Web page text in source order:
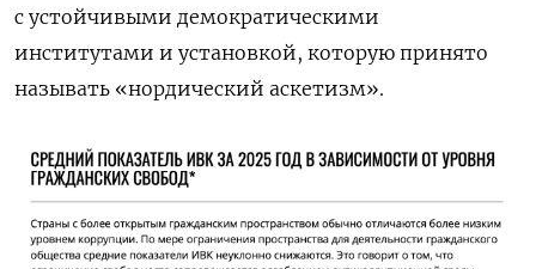
с устойчивыми демократическими
институтами и установкой, которую принято
называть «нордический аскетизм».